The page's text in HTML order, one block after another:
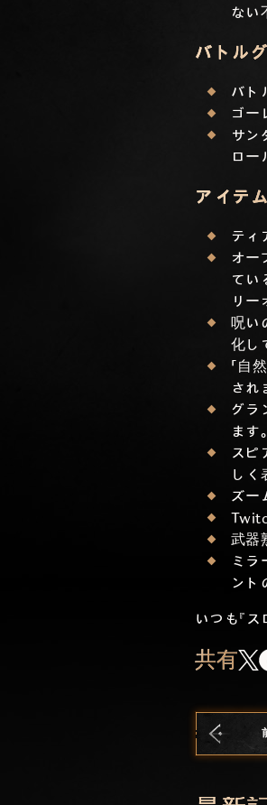
ない
バトル
バト
ゴー
サン
ロー
アイテム
ティ
オー
てい
リー
呪い
化し
「自
され
グラ
ます。
スピ
しく
ズー
武器
ミラ
ント
いつも『
共有